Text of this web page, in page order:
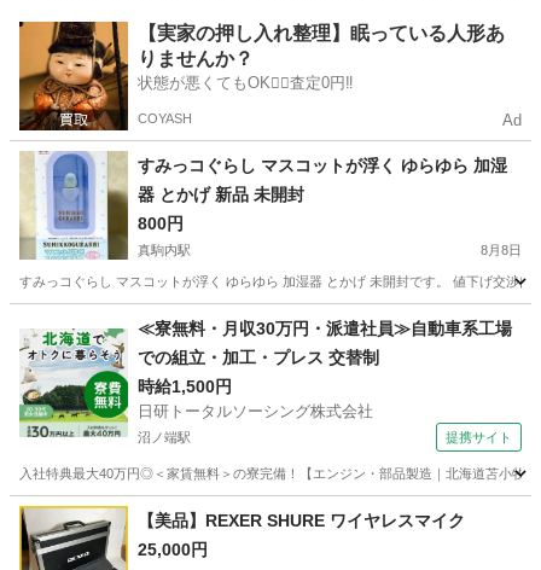
北海道 札幌市 真駒内駅 季節、空調家電 クマ
【実家の押し入れ整理】眠っている人形あ
りませんか？
状態が悪くてもOK🙆‍♀️査定0円‼️
COYASH Ad
すみっコぐらし マスコットが浮く ゆらゆら 加湿
器 とかげ 新品 未開封
800円
真駒内駅 8月8日
すみっコぐらし マスコットが浮く ゆらゆら 加湿器 とかげ 未開封です。 値下げ交渉
真駒内駅 季節、空調家電 とかげ
≪寮無料・月収30万円・派遣社員≫自動車系工場
での組立・加工・プレス 交替制
時給1,500円
日研トータルソーシング株式会社
沼ノ端駅 提携サイト
入社特典最大40万円◎＜家賃無料＞の寮完備！【エンジン・部品製造｜北海道苫小牧
北海道 苫小牧市 沼ノ端駅
【美品】REXER SHURE ワイヤレスマイク
25,000円